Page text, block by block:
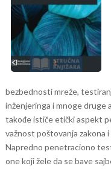
bezbednosti mreže,
inženjeringa i mnoge
takođe ističe etički aspekt
važnost poštovanja zakona
Napredno penetraciono
one koji žele da se bave